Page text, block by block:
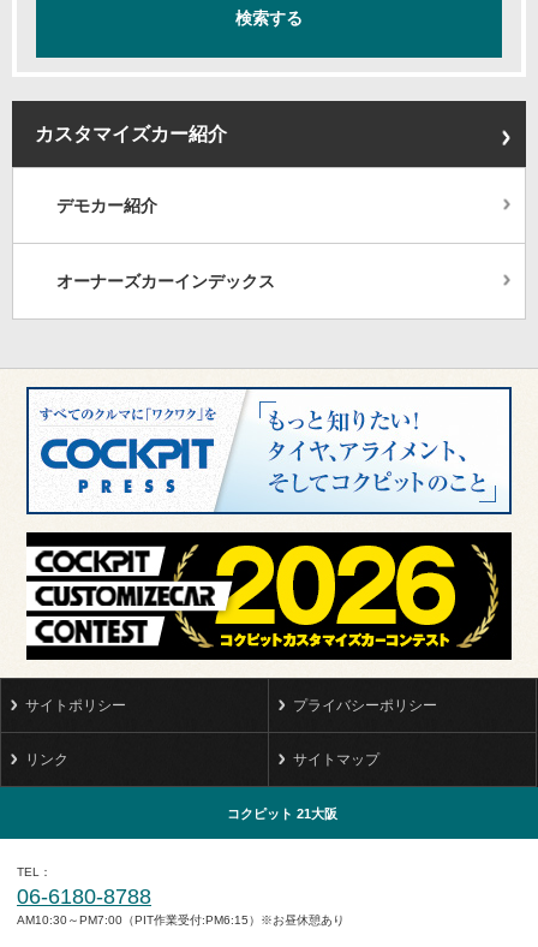
カスタマイズカー紹介
デモカー紹介
オーナーズカーインデックス
サイトポリシー プライバシーポリシー
リンク サイトマップ
コクピット 21大阪
TEL
06-6180-8788
AM10:30～PM7:00（PIT作業受付:PM6:15）※お昼休憩あり